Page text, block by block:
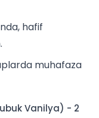
hafif
muhafaza
Vanilya) - 2